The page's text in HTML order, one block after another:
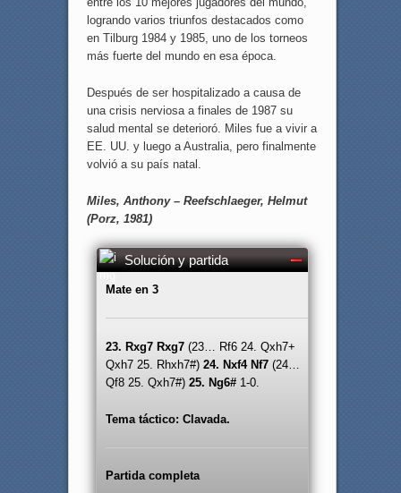
logrando varios triunfos destacados como
en Tilburg 1984 y 1985, uno de los torneos
más fuerte del mundo en esa época.
Después de ser hospitalizado a causa de
una crisis nerviosa a finales de 1987 su
salud mental se deterioró. Miles fue a vivir a
EE. UU. y luego a Australia, pero finalmente
volvió a su país natal.
Miles, Anthony – Reefschlaeger, Helmut
(Porz, 1981)
Solución y partida
Mate en 3
23. Rxg7 Rxg7(23… Rf6 24. Qxh7+
Qxh7 25. Rhxh7#) 24. Nxf4 Nf7(24…
Qf8 25. Qxh7#) 25. Ng6#1-0.
Tema táctico: Clavada.
Partida completa